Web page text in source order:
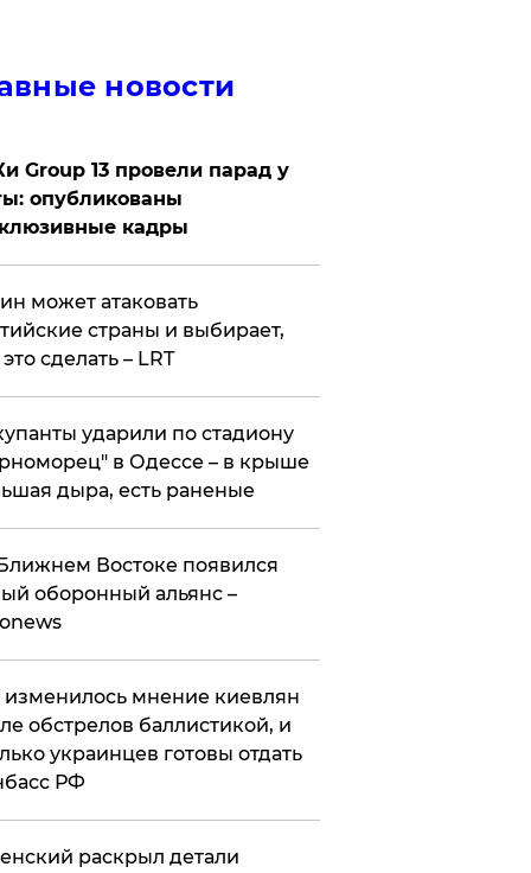
новости
Group 13 провели парад у
опубликованы
кадры
может атаковать
страны и выбирает,
сделать – LRT
ударили по стадиону
в Одессе – в крыше
дыра, есть раненые
Востоке появился
оборонный альянс –
изменилось мнение киевлян
обстрелов баллистикой, и
украинцев готовы отдать
РФ
раскрыл детали